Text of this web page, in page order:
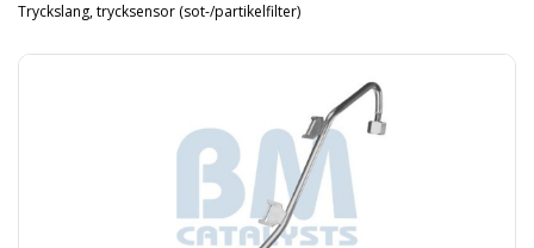
Tryckslang, trycksensor (sot-/partikelfilter)